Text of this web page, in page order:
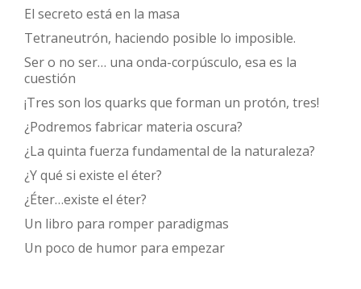
El secreto está en la masa
Tetraneutrón, haciendo posible lo imposible.
Ser o no ser… una onda-corpúsculo, esa es la
cuestión
¡Tres son los quarks que forman un protón, tres!
¿Podremos fabricar materia oscura?
¿La quinta fuerza fundamental de la naturaleza?
¿Y qué si existe el éter?
¿Éter…existe el éter?
Un libro para romper paradigmas
Un poco de humor para empezar